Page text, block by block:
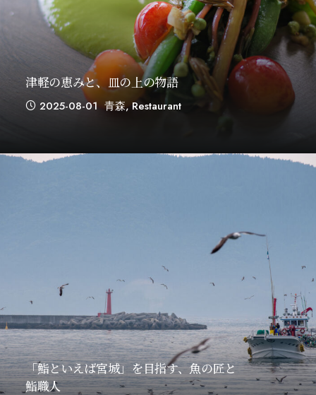
津軽の恵みと、皿の上の物語
2025-08-01 青森,Restaurant
「鮨といえば宮城」を目指す、魚の匠と
鮨職人